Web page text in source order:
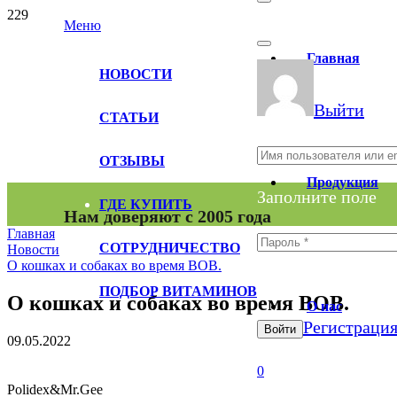
Меню
Нам доверяют с 2005 года
Главная
Продукция
О нас
НОВОСТИ
СТАТЬИ
ОТЗЫВЫ
ГДЕ КУПИТЬ
СОТРУДНИЧЕСТВО
ПОДБОР ВИТАМИНОВ
Выйти
Заполните поле
Войти Регистрация
0
Главная
Новости
О кошках и собаках во время ВОВ.
О кошках и собаках во время ВОВ.
09.05.2022
Polidex&Mr.Gee